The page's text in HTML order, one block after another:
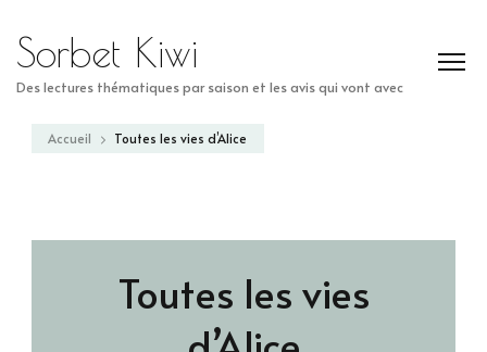
Sorbet Kiwi
Des lectures thématiques par saison et les avis qui vont avec
Accueil Toutes les vies d’Alice
Toutes les vies